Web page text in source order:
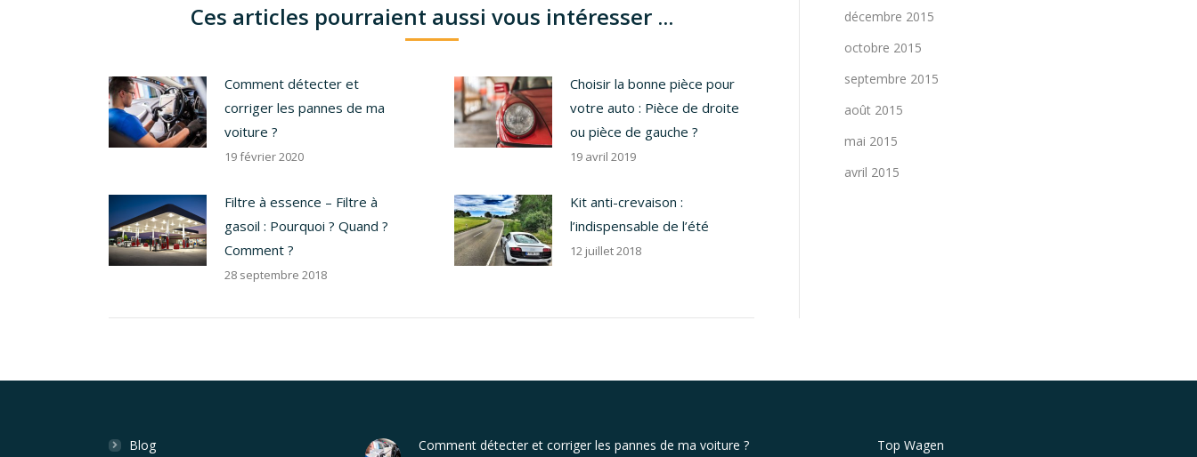
Ces articles pourraient aussi vous intéresser ...
Comment détecter et
corriger les pannes de ma
voiture ?
19 février 2020
Choisir la bonne pièce pour
votre auto : Pièce de droite
ou pièce de gauche ?
19 avril 2019
Filtre à essence – Filtre à
gasoil : Pourquoi ? Quand ?
Comment ?
28 septembre 2018
Kit anti-crevaison :
l’indispensable de l’été
12 juillet 2018
décembre 2015
octobre 2015
septembre 2015
août 2015
mai 2015
avril 2015
Blog Comment détecter et corriger les pannes de ma voiture ?
Top Wagen